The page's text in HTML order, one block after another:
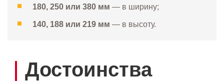
180, 250 или 380 мм — в ширину;
140, 188 или 219 мм — в высоту.
Достоинства